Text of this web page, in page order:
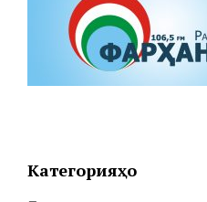
Категорияҳо